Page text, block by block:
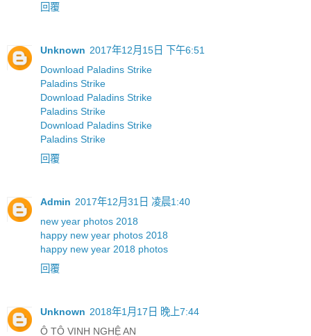
回覆
Unknown 2017年12月15日 下午6:51
Download Paladins Strike
Paladins Strike
Download Paladins Strike
Paladins Strike
Download Paladins Strike
Paladins Strike
回覆
Admin 2017年12月31日 凌晨1:40
new year photos 2018
happy new year photos 2018
happy new year 2018 photos
回覆
Unknown 2018年1月17日 晚上7:44
Ô TÔ VINH NGHỆ AN